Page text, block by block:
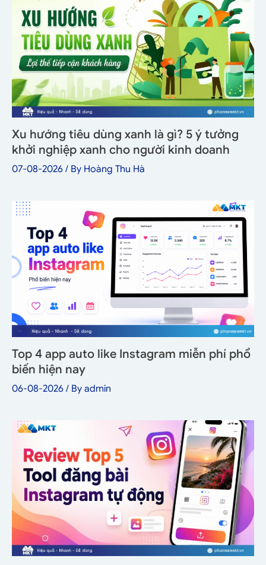
Xu hướng tiêu dùng xanh là gì? 5 ý tưởng
khởi nghiệp xanh cho người kinh doanh
07-08-2026 / By Hoàng Thu Hà
Top 4 app auto like Instagram miễn phí phổ
biến hiện nay
06-08-2026 / By admin